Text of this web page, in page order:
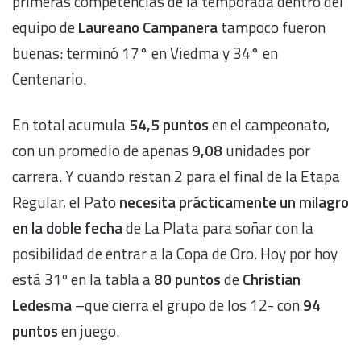
equipo deLaureano Campaneratampoco fueron
buenas: terminó 17° en Viedma y 34° en
Centenario.
En total acumula54,5 puntosen el campeonato,
con un promedio de apenas 9,08 unidades por
carrera. Y cuando restan 2 para el final de la Etapa
Regular, el Pato necesita prácticamente un milagro
en la doble fechade La Plata para soñar con la
posibilidad de entrar a la Copa de Oro. Hoy por hoy
está 31º en la tabla a80 puntosdeChristian
Ledesma–que cierra el grupo de los 12- con94
puntosen juego.